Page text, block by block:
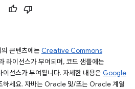
콘텐츠에는 Creative Commons
라이선스가 부여되며, 코드 샘플에는
이선스가 부여됩니다. 자세한 내용은 Google
하세요. 자바는 Oracle 및/또는 Oracle 계열